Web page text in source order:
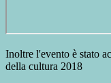
Inoltre l'evento è stato
della cultura 2018